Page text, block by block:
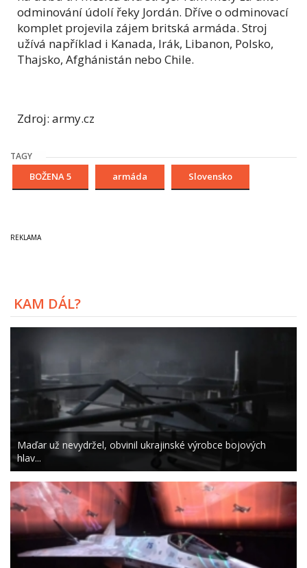
odminování údolí řeky Jordán. Dříve o odminovací
komplet projevila zájem britská armáda. Stroj
užívá například i Kanada, Irák, Libanon, Polsko,
Thajsko, Afghánistán nebo Chile.
Zdroj: army.cz
TAGY
BOŽENA 5 armáda Slovensko
KAM DÁL?
Maďar už nevydržel, obvinil ukrajinské výrobce bojových
hlav...